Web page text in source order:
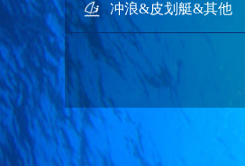
冲浪&皮划艇&其他